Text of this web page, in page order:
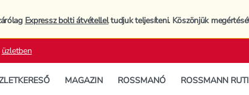
Expressz bolti átvételleltudjuk teljesíteni. Köszönjük
üzletben
MAGAZIN ROSSMANÓ ROSSMANN